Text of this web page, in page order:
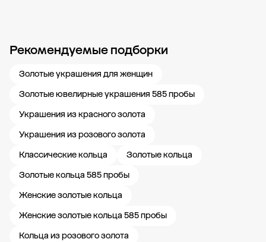
Рекомендуемые подборки
Золотые украшения для женщин
Золотые ювелирные украшения 585 пробы
Украшения из красного золота
Украшения из розового золота
Классические кольца
Золотые кольца
Золотые кольца 585 пробы
Женские золотые кольца
Женские золотые кольца 585 пробы
Кольца из розового золота
Новости компании Журнал ЗОЛОТОЙ Блог